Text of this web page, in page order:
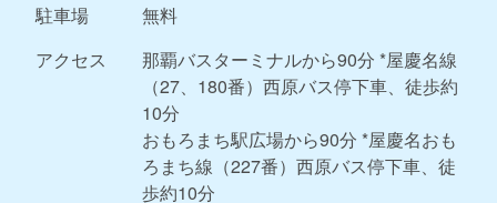
駐車場
無料
アクセス
那覇バスターミナルから90分 *屋慶名線
（27、180番）西原バス停下車、徒歩約
10分
おもろまち駅広場から90分 *屋慶名おも
ろまち線（227番）西原バス停下車、徒
歩約10分